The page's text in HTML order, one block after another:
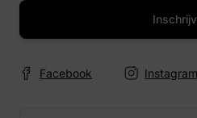
Facebook Instagram